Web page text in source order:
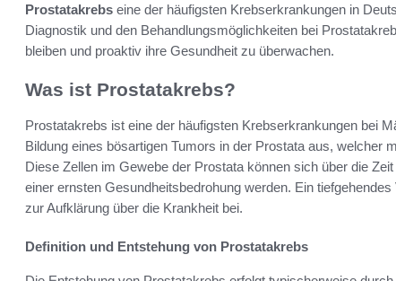
Prostatakrebs eine der häufigsten Krebserkrankungen in
Diagnostik und den Behandlungsmöglichkeiten bei
bleiben und proaktiv ihre Gesundheit zu überwachen.
Was ist Prostatakrebs?
Prostatakrebs ist eine der häufigsten Krebserkrankungen bei
Bildung eines bösartigen Tumors in der Prostata aus, welcher
Diese Zellen im Gewebe der Prostata können sich über die
einer ernsten Gesundheitsbedrohung werden. Ein
zur Aufklärung über die Krankheit bei.
Definition und Entstehung von Prostatakrebs